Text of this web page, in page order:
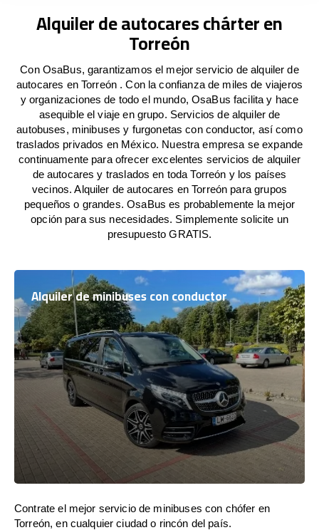
Alquiler de autocares chárter en
Torreón
Con OsaBus, garantizamos el mejor servicio de alquiler de
autocares en Torreón . Con la confianza de miles de viajeros
y organizaciones de todo el mundo, OsaBus facilita y hace
asequible el viaje en grupo. Servicios de alquiler de
autobuses, minibuses y furgonetas con conductor, así como
traslados privados en México. Nuestra empresa se expande
continuamente para ofrecer excelentes servicios de alquiler
de autocares y traslados en toda Torreón y los países
vecinos. Alquiler de autocares en Torreón para grupos
pequeños o grandes. OsaBus es probablemente la mejor
opción para sus necesidades. Simplemente solicite un
presupuesto GRATIS.
Alquiler de minibuses con conductor
Contrate el mejor servicio de minibuses con chófer en
Torreón, en cualquier ciudad o rincón del país.